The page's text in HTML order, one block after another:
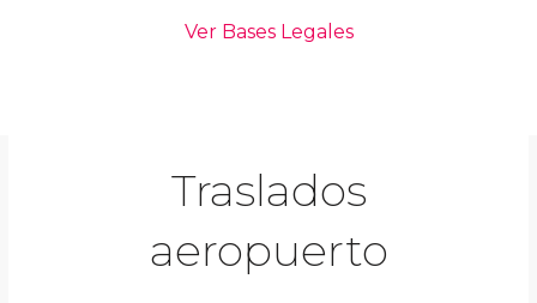
Traslados
aeropuerto